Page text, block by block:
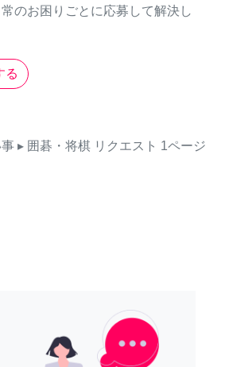
のお困りごとに応募して解決し
る
▸ 囲碁・将棋 リクエスト 1ページ